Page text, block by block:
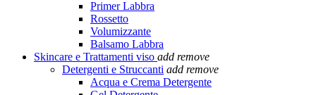
Primer Labbra
Rossetto
Volumizzante
Balsamo Labbra
Skincare e Trattamenti viso add remove
Detergenti e Struccanti add remove
Acqua e Crema Detergente